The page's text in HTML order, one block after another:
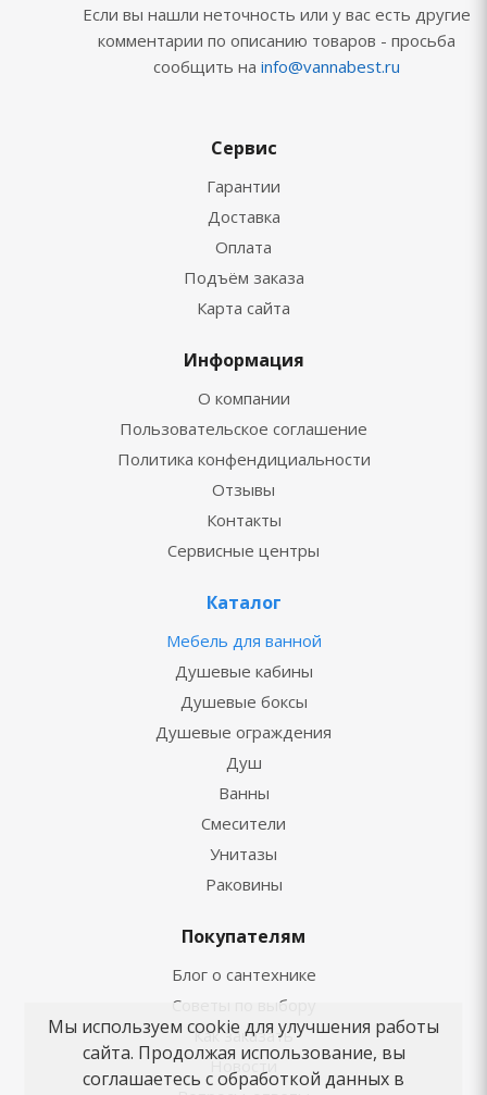
Если вы нашли неточность или у вас есть другие
комментарии по описанию товаров - просьба
сообщить на info@vannabest.ru
Сервис
Гарантии
Доставка
Оплата
Подъём заказа
Карта сайта
Информация
О компании
Пользовательское соглашение
Политика конфендициальности
Отзывы
Контакты
Сервисные центры
Каталог
Мебель для ванной
Душевые кабины
Душевые боксы
Душевые ограждения
Душ
Ванны
Смесители
Унитазы
Раковины
Покупателям
Блог о сантехнике
Советы по выбору
Как заказать
Новости
Мы используем cookie для улучшения работы
сайта. Продолжая использование, вы
соглашаетесь с обработкой данных в